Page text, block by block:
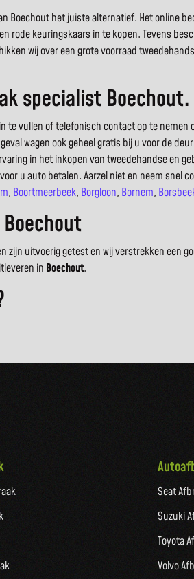
Boechout het juiste alternatief. Het online
rode keuringskaars in te kopen. Tevens
wij over een grote voorraad tweedehands
specialist Boechout.
te vullen of telefonisch contact op te nemen
wagen ook geheel gratis bij u voor de
in het inkopen van tweedehandse en
u auto betalen. Aarzel niet en neem snel
, Boortmeerbeek, Borgloon, Bornem,
zijn uitvoerig getest en wij verstrekken een
in Boechout.
Seat
Suzuki
Toyota
Volvo